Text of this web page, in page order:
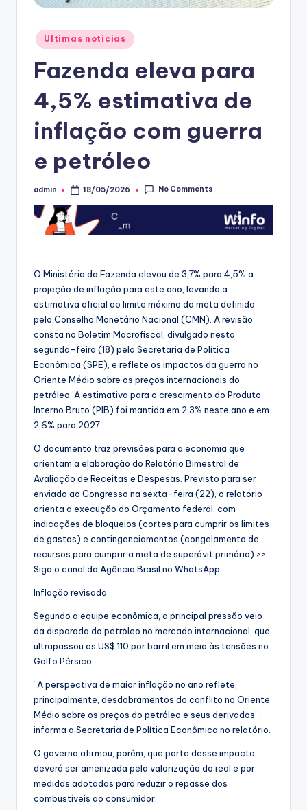
Posted
in
Ultimas noticias
Fazenda eleva para
4,5% estimativa de
inflação com guerra
e petróleo
Posted
admin 18/05/2026 No Comments
O Ministério da Fazenda elevou de 3,7% para 4,5% a
projeção de inflação para este ano, levando a
estimativa oficial ao limite máximo da meta definida
pelo Conselho Monetário Nacional (CMN). A revisão
consta no Boletim Macrofiscal, divulgado nesta
segunda-feira (18) pela Secretaria de Política
Econômica (SPE), e reflete os impactos da guerra no
Oriente Médio sobre os preços internacionais do
petróleo. A estimativa para o crescimento do Produto
Interno Bruto (PIB) foi mantida em 2,3% neste ano e em
2,6% para 2027.
O documento traz previsões para a economia que
orientam a elaboração do Relatório Bimestral de
Avaliação de Receitas e Despesas. Previsto para ser
enviado ao Congresso na sexta-feira (22), o relatório
orienta a execução do Orçamento federal, com
indicações de bloqueios (cortes para cumprir os limites
de gastos) e contingenciamentos (congelamento de
recursos para cumprir a meta de superávit primário).>>
Siga o canal da Agência Brasil no WhatsApp
Inflação revisada
Segundo a equipe econômica, a principal pressão veio
da disparada do petróleo no mercado internacional, que
ultrapassou os US$ 110 por barril em meio às tensões no
Golfo Pérsico.
“A perspectiva de maior inflação no ano reflete,
principalmente, desdobramentos do conflito no Oriente
Médio sobre os preços do petróleo e seus derivados”,
informa a Secretaria de Política Econômica no relatório.
O governo afirmou, porém, que parte desse impacto
deverá ser amenizada pela valorização do real e por
medidas adotadas para reduzir o repasse dos
combustíveis ao consumidor.